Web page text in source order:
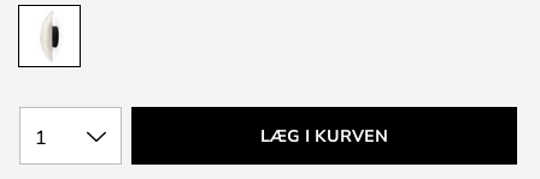
1 LÆG I KURVEN